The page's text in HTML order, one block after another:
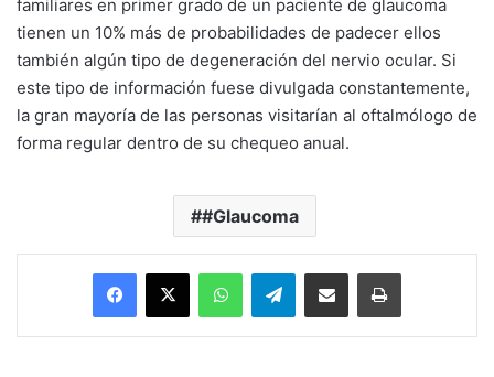
familiares en primer grado de un paciente de glaucoma
tienen un 10% más de probabilidades de padecer ellos
también algún tipo de degeneración del nervio ocular. Si
este tipo de información fuese divulgada constantemente,
la gran mayoría de las personas visitarían al oftalmólogo de
forma regular dentro de su chequeo anual.
#Glaucoma
Facebook
X WhatsAppTelegramEnviar vía email Imprimir